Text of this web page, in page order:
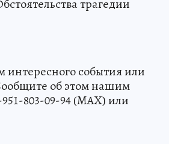
трагедии
интересного события или
об этом нашим
803-09-94 (MAX) или